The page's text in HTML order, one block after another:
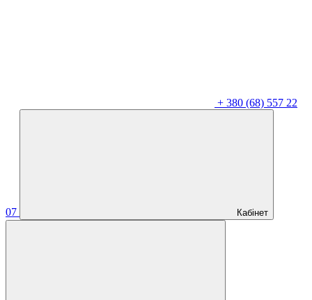
+ 380 (68) 557 22
07 Кабінет